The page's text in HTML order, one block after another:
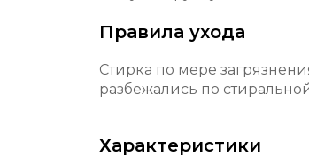
Правила ухода
Стирка по мере
разбежались по
Характеристики